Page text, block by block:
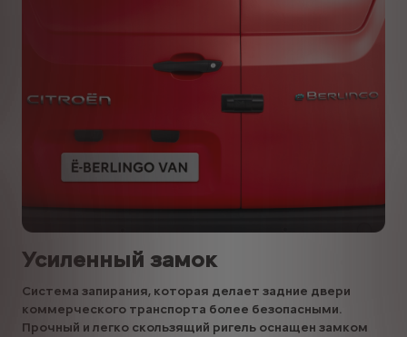
Усиленный замок
Система запирания, которая делает задние двери
коммерческого транспорта более безопасными.
Прочный и легко скользящий ригель оснащен замком